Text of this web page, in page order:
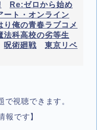
Re:ゼロから始め
ート・オンライン
り俺の青春ラブコメ
法科高校の劣等生
呪術廻戦
東京リベ
で視聴できます。
報です】